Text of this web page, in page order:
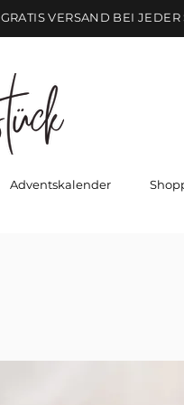
GRATIS VERSAND BEI
Adventskalender